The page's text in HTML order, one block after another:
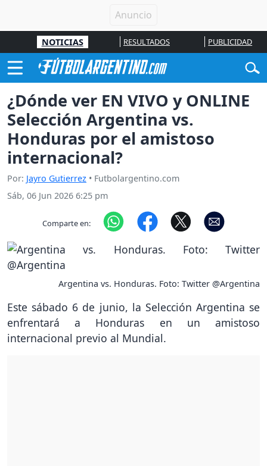
NOTICIAS RESULTADOS PUBLICIDAD
¿Dónde ver EN VIVO y ONLINE
Selección Argentina vs.
Honduras por el amistoso
internacional?
Por: Jayro Gutierrez • Futbolargentino.com
Sáb, 06 Jun 2026 6:25 pm
Comparte en:
Argentina vs. Honduras. Foto: Twitter @Argentina
Este sábado 6 de junio, la Selección Argentina se
enfrentará a Honduras en un amistoso
internacional previo al Mundial.